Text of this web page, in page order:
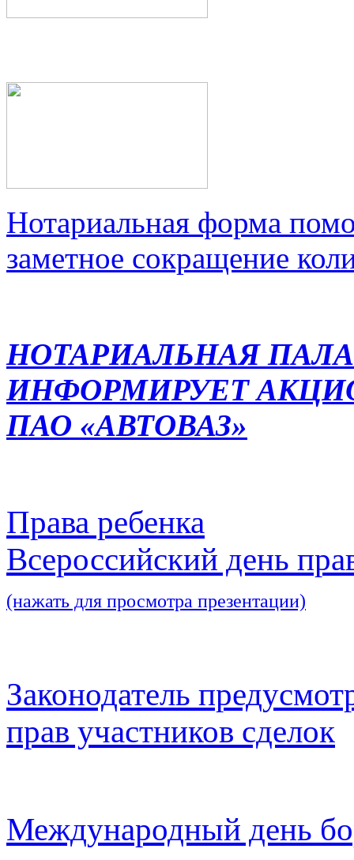
Нотариальная форма
заметное сокращение
НОТАРИАЛЬНАЯ
ИНФОРМИРУЕТ
ПАО «АВТОВАЗ»
Права ребенка
Всероссийский день
(нажать для просмотра презентации)
Законодатель
прав участников сделок
Международный день